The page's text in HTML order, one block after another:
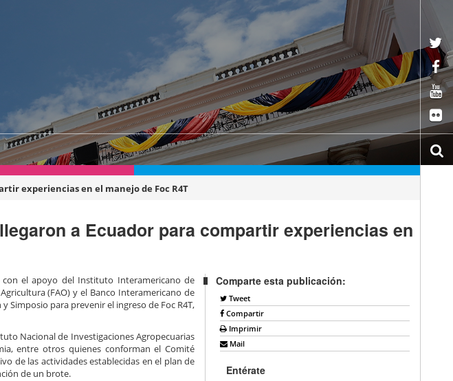
experiencias en el manejo de Foc R4T
a Ecuador para compartir experiencias en
con el apoyo del Instituto Interamericano de
(FAO) y el Banco Interamericano de
Simposio para prevenir el ingreso de Foc R4T,
Nacional de Investigaciones Agropecuarias
entre otros quienes conforman el Comité
de las actividades establecidas en el plan de
de un brote.
Comparte esta publicación:
Tweet
Compartir
Imprimir
Mail
Entérate